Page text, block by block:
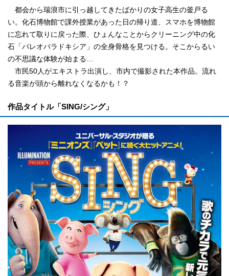
都会から瑞浪市に引っ越してきたばかりの女子高生の釜戸る
い。化石博物館で課外授業があった日の帰り道、スマホを博物館
に忘れて取りに戻った際、ひょんなことからクリーニング中の化
石「パレオパラドキシア」の全身骨格を見つける。そこからるい
の不思議な体験が始まる…
市民50人がエキストラ出演し、市内で撮影された本作品。流れ
る音楽が頭から離れなくなるかも！？
作品タイトル「SING/シング」